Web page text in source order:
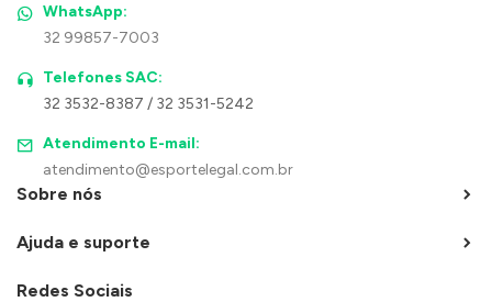
WhatsApp:
32 99857-7003
Telefones SAC:
32 3532-8387 / 32 3531-5242
Atendimento E-mail:
atendimento@esportelegal.com.br
Sobre nós
Ajuda e suporte
Redes Sociais